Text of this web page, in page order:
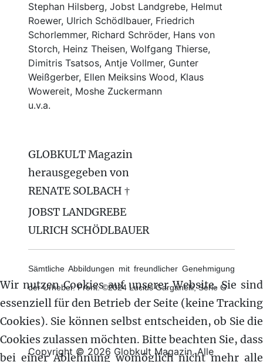
Stephan Hilsberg, Jobst Landgrebe, Helmut
Roewer, Ulrich Schödlbauer, Friedrich
Schorlemmer, Richard Schröder, Hans von
Storch, Heinz Theisen, Wolfgang Thierse,
Dimitris Tsatsos, Antje Vollmer, Gunter
Weißgerber, Ellen Meiksins Wood, Klaus
Wowereit, Moshe Zuckermann
u.v.a.
GLOBKULT Magazin
herausgegeben von
RENATE SOLBACH †
JOBST LANDGREBE
ULRICH SCHÖDLBAUER
Sämtliche Abbildungen mit freundlicher Genehmigung
der Urheber. Front: ©2024 Lucius Garganelli, Serie G
Copyright © 2026 Globkult Magazin. Alle
Wir nutzen Cookies auf unserer Website. Sie sind
essenziell für den Betrieb der Seite (keine Tracking
Cookies). Sie können selbst entscheiden, ob Sie die
Cookies zulassen möchten. Bitte beachten Sie, dass
bei einer Ablehnung womöglich nicht mehr alle